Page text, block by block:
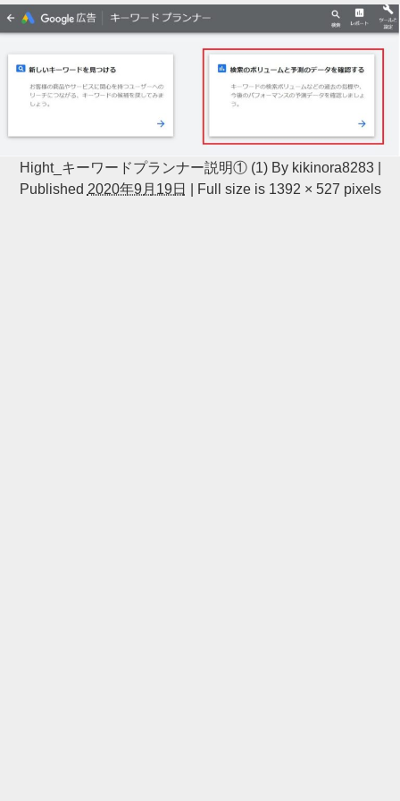
Hight_キーワードプランナー説明① (1) By kikinora8283
Published 2020年9月19日 Full size is 1392 × 527 pixels